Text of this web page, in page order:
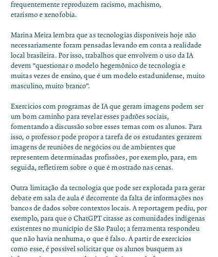
frequentemente reproduzem racismo, machismo,
etarismo exenofobia.
Marina Meira lembra que as tecnologias disponíveis hoje não
necessariamente foram pensadas levando em conta a realidade
local brasileira. Por isso, trabalhos que envolvem o uso da IA
devem “questionar o modelo hegemônico de tecnologia e
muitas vezes de ensino, que é um modelo estadunidense, muito
masculino, muito branco”.
Exercícios com programas de IA que geram imagens podem ser
um bom caminho para revelar esses padrões sociais,
fomentando a discussão sobre esses temas com os alunos. Para
isso, o professor pode propor a tarefa de os estudantes gerarem
imagens de reuniões de negócios ou de ambientes que
representem determinadas profissões, por exemplo, para, em
seguida, refletirem sobre o que é mostrado nas cenas.
Outra limitação da tecnologia que pode ser explorada para gerar
debate em sala de aula é decorrente da falta de informações nos
bancos de dados sobre contextos locais. A reportagem pediu, por
exemplo, para que o ChatGPT citasse as comunidades indígenas
existentes no município de São Paulo; a ferramenta respondeu
que não havia nenhuma,o que é falso. A partir de exercícios
como esse, é possível solicitar que os alunos busquem as